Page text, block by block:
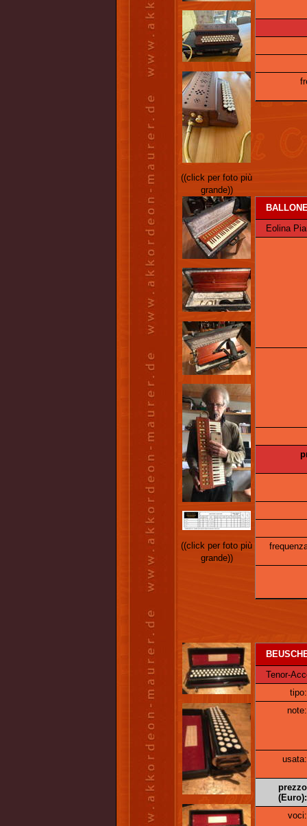
((click per foto più
grande))
((click per foto più
grande))
Eolina
Tenor-
tipo:
note:
usata:
prezzo
(Euro):
voci: